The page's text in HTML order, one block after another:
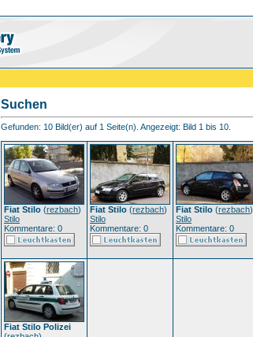
Suchen
Gefunden: 10 Bild(er) auf 1 Seite(n). Angezeigt: Bild 1 bis 10.
Fiat Stilo (rezbach)
Stilo
Kommentare: 0
Fiat Stilo (rezbach)
Stilo
Kommentare: 0
Fiat Stilo (rezbach)
Stilo
Kommentare: 0
Fiat Stilo Polizei